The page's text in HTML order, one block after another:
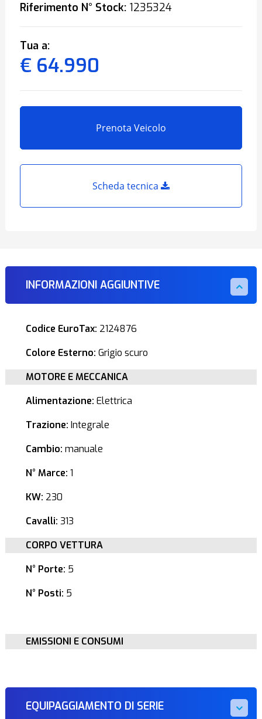
Riferimento N° Stock:1235324
Tua a:
€ 64.990
Prenota Veicolo
Scheda tecnica
INFORMAZIONI AGGIUNTIVE
Codice EuroTax: 2124876
Colore Esterno: Grigio scuro
MOTORE E MECCANICA
Alimentazione: Elettrica
Trazione: Integrale
Cambio: manuale
N° Marce: 1
KW: 230
Cavalli: 313
CORPO VETTURA
N° Porte: 5
N° Posti: 5
EMISSIONI E CONSUMI
EQUIPAGGIAMENTO DI SERIE